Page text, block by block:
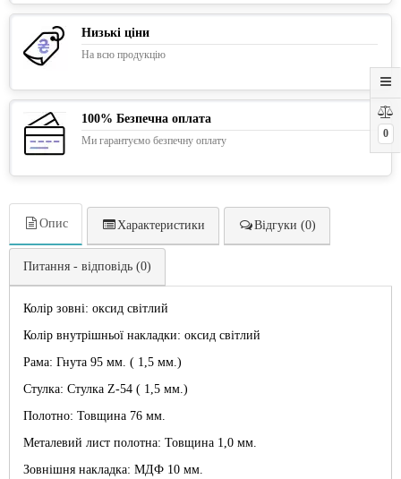
0
Низькі ціни
На всю продукцію
100% Безпечна оплата
Ми гарантуємо безпечну оплату
Опис Характеристики Відгуки (0)
Питання - відповідь (0)
Колір зовні: оксид світлий
Колір внутрішньої накладки: оксид світлий
Рама: Гнута 95 мм. ( 1,5 мм.)
Стулка: Стулка Z-54 ( 1,5 мм.)
Полотно: Товщина 76 мм.
Металевий лист полотна: Товщина 1,0 мм.
Зовнішня накладка: МДФ 10 мм.